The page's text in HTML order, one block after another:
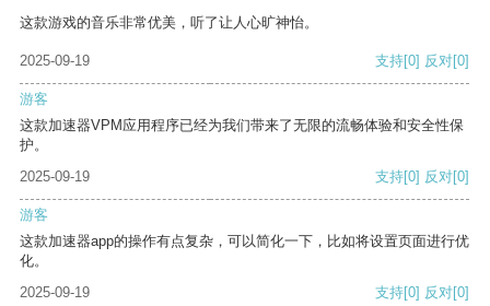
这款游戏的音乐非常优美，听了让人心旷神怡。
2025-09-19 支持[0] 反对[0]
游客
这款加速器VPM应用程序已经为我们带来了无限的流畅体验和安全性保
护。
2025-09-19
支持[0] 反对[0]
游客
这款加速器app的操作有点复杂，可以简化一下，比如将设置页面进行优
化。
2025-09-19
支持[0] 反对[0]